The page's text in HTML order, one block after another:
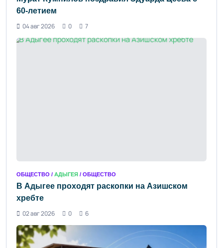
60-летием
04 авг 2026
0 7
ОБЩЕСТВО / АДЫГЕЯ / ОБЩЕСТВО
В Адыгее проходят раскопки на Азишском
хребте
02 авг 2026
0 6